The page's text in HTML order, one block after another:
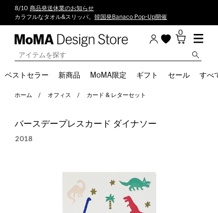
8/10 商品発送休業のお知らせ
カラフルなタオル&スリッパ。 韓国発Banaco Pop-Up開催
0
ベストセラー 新商品 MoMA限定 ギフト セール すべ
ホーム オフィス カード & レターセット
バースデープレスカード ダイナソー
2018